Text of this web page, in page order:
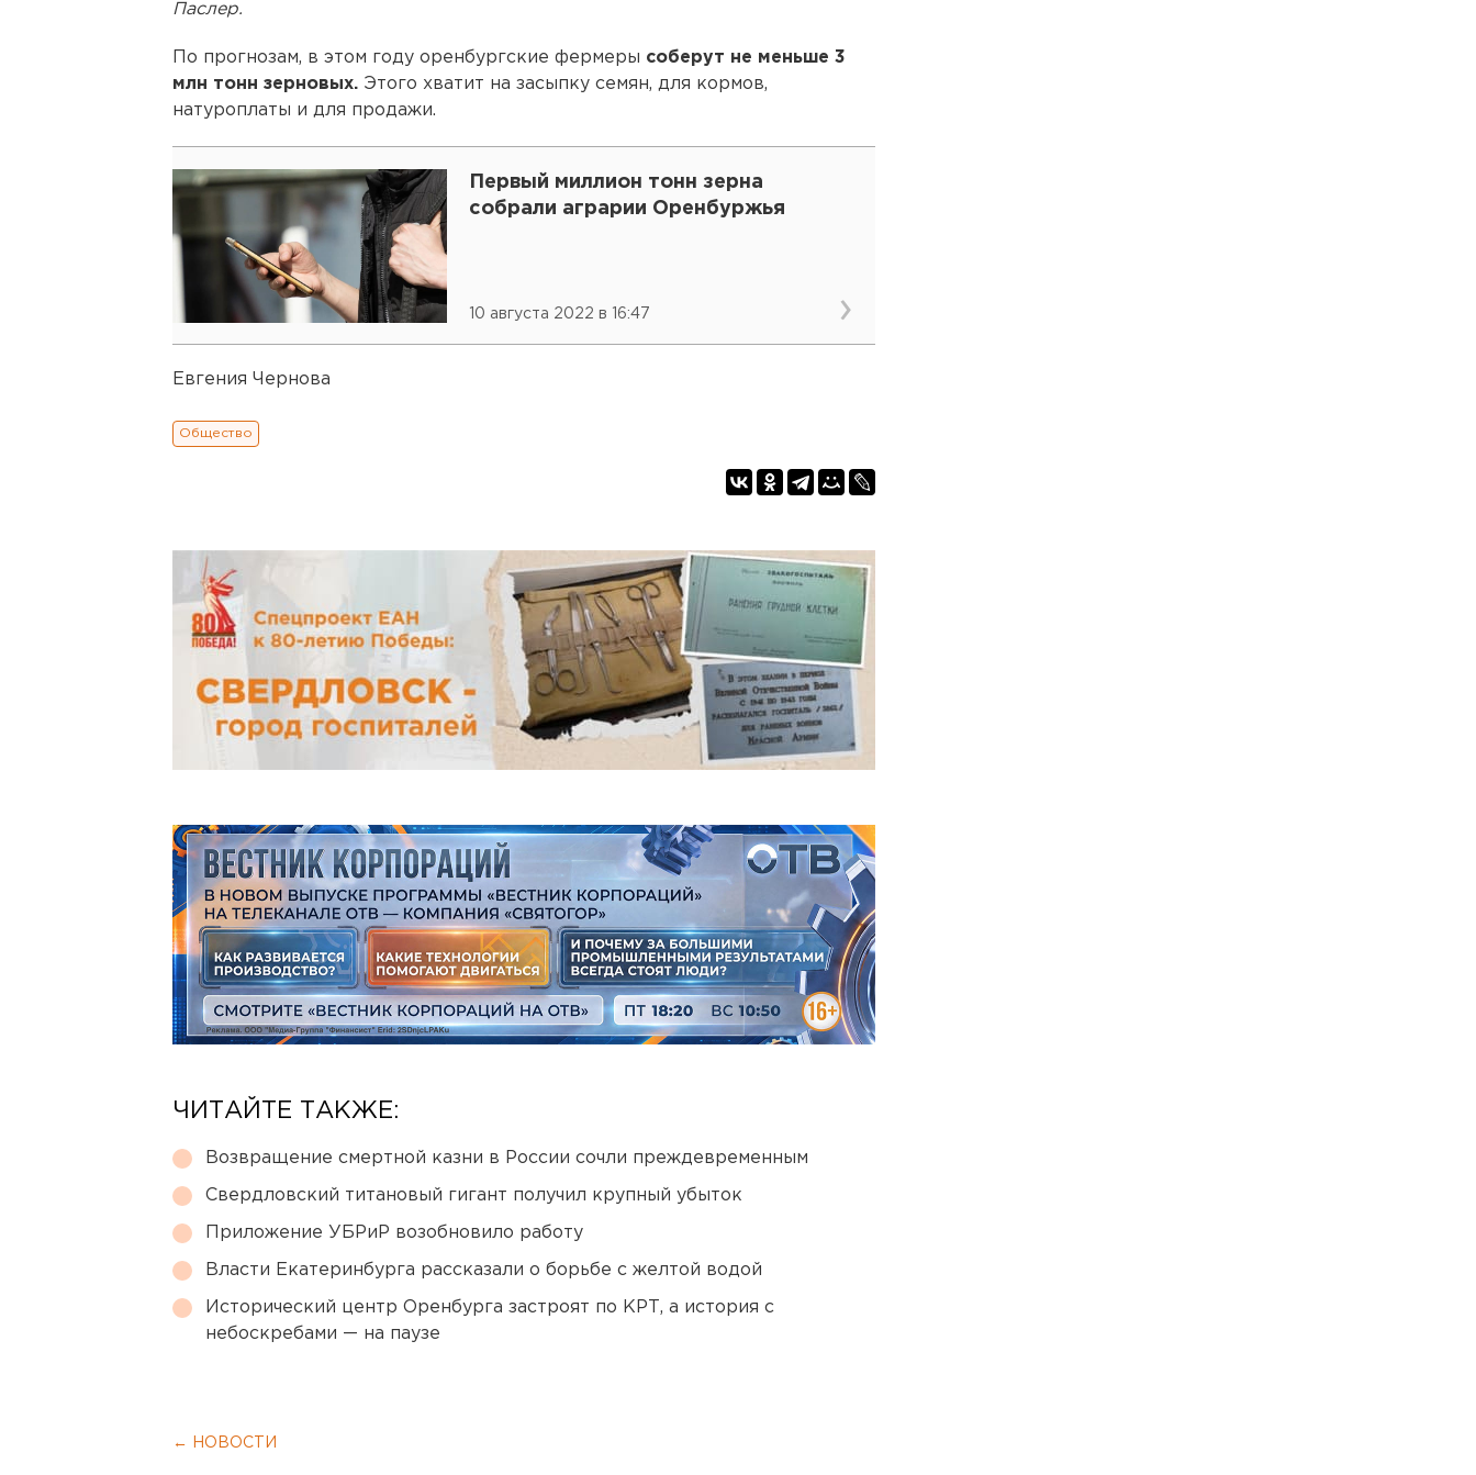
Паслер.
По прогнозам, в этом году оренбургские фермеры соберут не меньше 3
млн тонн зерновых. Этого хватит на засыпку семян, для кормов,
натуроплаты и для продажи.
Первый миллион тонн зерна
собрали аграрии Оренбуржья
10 августа 2022 в 16:47
Евгения Чернова
Общество
ЧИТАЙТЕ ТАКЖЕ:
Возвращение смертной казни в России сочли преждевременным
Свердловский титановый гигант получил крупный убыток
Приложение УБРиР возобновило работу
Власти Екатеринбурга рассказали о борьбе с желтой водой
Исторический центр Оренбурга застроят по КРТ, а история с
небоскребами — на паузе
← НОВОСТИ